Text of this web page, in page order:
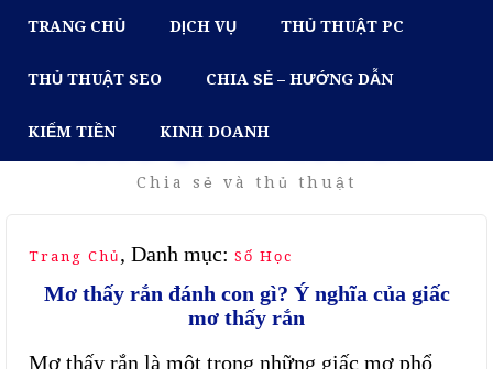
TRANG CHỦ DỊCH VỤ THỦ THUẬT PC
THỦ THUẬT SEO CHIA SẺ – HƯỚNG DẪN
KIẾM TIỀN KINH DOANH
Chia sẻ và thủ thuật
Trang Chủ , Danh mục: Số Học
Mơ thấy rắn đánh con gì? Ý nghĩa của giấc
mơ thấy rắn
Mơ thấy rắn là một trong những giấc mơ phổ